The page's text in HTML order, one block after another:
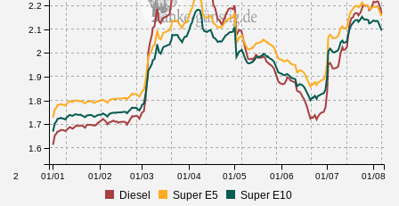
12 01/01 01/02 01/03 01/04 01/05 01/06 01/07 01/08
1.6
1.7
1.8
1.9
2
2.1
2.2
Diesel Super E5 Super E10